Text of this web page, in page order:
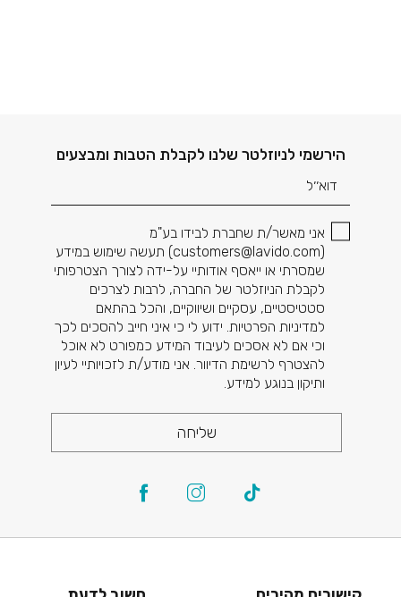
הירשמי לניוזלטר שלנו לקבלת הטבות ומבצעים
דוא׳׳ל
אני מאשר/ת שחברת לבידו בע"מ
(
customers@lavido.com) תעשה שימוש במידע
שמסרתי או ייאסף אודותיי על-ידה לצורך הצטרפותי
לקבלת הניוזלטר של החברה, לרבות לצרכים
סטטיסטיים, עסקיים ושיווקיים, והכל בהתאם
למדיניות הפרטיות. ידוע לי כי איני חייב להסכים לכך
וכי אם לא אסכים לעיבוד המידע כמפורט לא אוכל
להצטרף לרשימת הדיוור. אני מודע/ת לזכויותיי לעיון
ותיקון בנוגע למידע.
שליחה